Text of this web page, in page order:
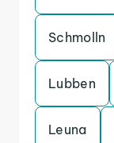
Schmolln
Lubben
Leuna